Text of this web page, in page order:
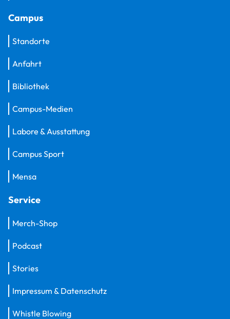
Campus
Standorte
Anfahrt
Bibliothek
Campus-Medien
Labore & Ausstattung
Campus Sport
Mensa
Service
Merch-Shop
Podcast
Stories
Impressum & Datenschutz
Whistle Blowing